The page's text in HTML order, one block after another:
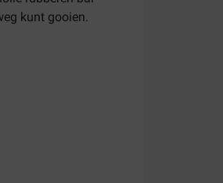
kunt gooien.